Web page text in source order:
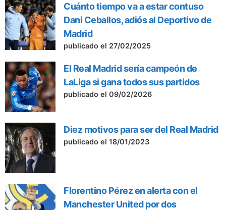
Cuánto tiempo va a estar contuso
Dani Ceballos, adiós al Deportivo de
Madrid
publicado el 27/02/2025
El Real Madrid sería campeón de
LaLiga si gana todos sus partidos
publicado el 09/02/2026
Diez motivos para ser del Real Madrid
publicado el 18/01/2023
Florentino Pérez en alerta con el
Manchester United por dos